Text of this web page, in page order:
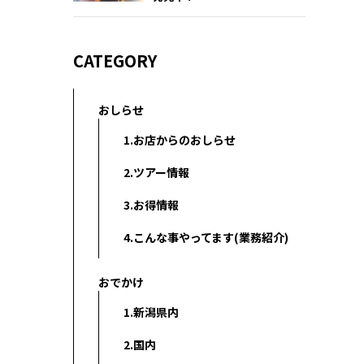
CATEGORY
おしらせ
1.お店からのおしらせ
2.ツアー情報
3.お得情報
4.こんな事やってます(業務紹介)
おでかけ
1.新潟県内
2.国内